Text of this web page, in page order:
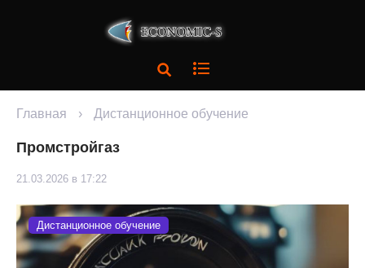
Главная › Дистанционное обучение
Промстройгаз
21.03.2026 в 17:22
Дистанционное обучение